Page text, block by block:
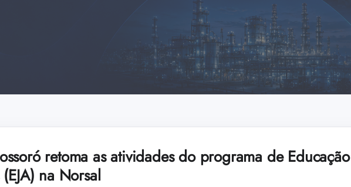
retoma as atividades do programa de
na Norsal